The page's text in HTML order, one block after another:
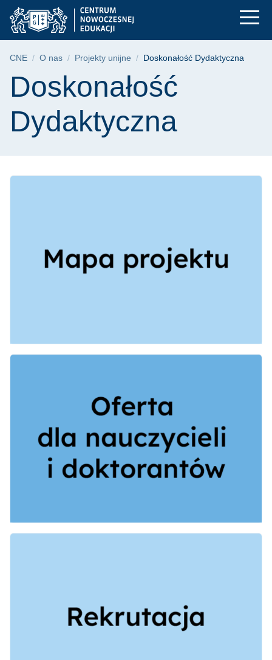
Przejdź
do
menu
Przejdź
do
wyszukiwarki
Przejdź
do
treści
Doskonałość
Ścieżka nawigacyjna
CNE O nas Projekty unijne Doskonałość Dydaktyczna
Treść strony
Doskonałość
Dydaktyczna